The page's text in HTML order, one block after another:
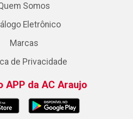
Somos
Eletrônico
Marcas
de Privacidade
APP da AC Araujo